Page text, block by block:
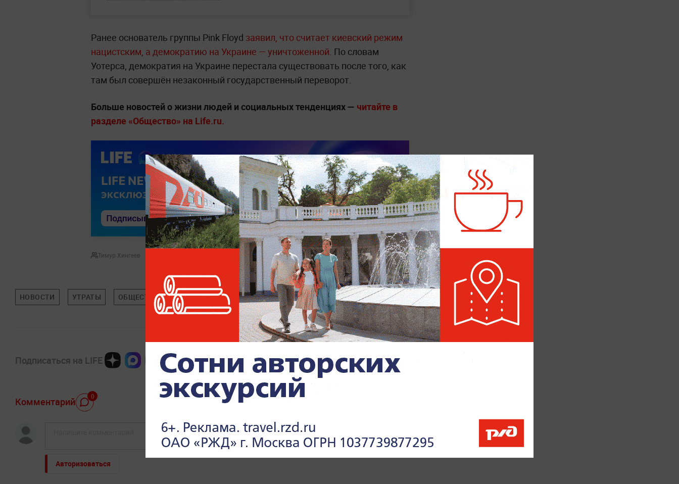
Ранее основатель группы Pink Floyd заявил, что считает киевский режим
нацистским, а демократию на Украине — уничтоженной. По словам
Уотерса, демократия на Украине перестала существовать после того, как
там был совершён незаконный государственный переворот.
Больше новостей о жизни людей и социальных тенденциях — читайте в
разделе «Общество» на Life.ru.
Тимур Хингеев
НОВОСТИ УТРАТЫ ОБЩЕСТВО
Подписаться на LIFE
Комментарий 0
Авторизоваться